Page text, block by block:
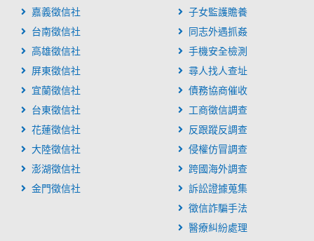
嘉義徵信社
台南徵信社
高雄徵信社
屏東徵信社
宜蘭徵信社
台東徵信社
花蓮徵信社
大陸徵信社
澎湖徵信社
金門徵信社
子女監護贍養
同志外遇抓姦
手機安全檢測
尋人找人查址
債務協商催收
工商徵信調查
反跟蹤反調查
侵權仿冒調查
跨國海外調查
訴訟證據蒐集
徵信詐騙手法
醫療糾紛處理